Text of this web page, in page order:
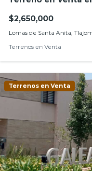
$2,650,000
Lomas de Santa Anita,
Terrenos en Venta
Terrenos en Venta